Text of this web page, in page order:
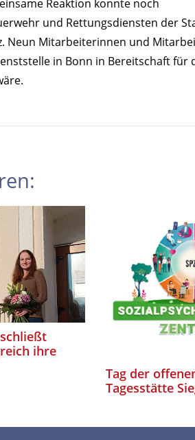
Reaktion konnte noch
und Rettungsdiensten der
Neun Mitarbeiterinnen und
in Bonn in Bereitschaft für
ihre
Tag der
Tagesstätte